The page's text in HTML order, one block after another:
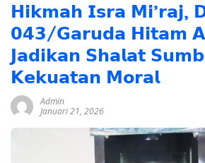
𝗛𝗶𝗸𝗺𝗮𝗵 𝗜𝘀𝗿𝗮 𝗠𝗶’𝗿𝗮𝗷,
𝟬𝟰𝟯/𝗚𝗮𝗿𝘂𝗱𝗮 𝗛𝗶𝘁𝗮𝗺
𝗝𝗮𝗱𝗶𝗸𝗮𝗻 𝗦𝗵𝗮𝗹𝗮𝘁
𝗞𝗲𝗸𝘂𝗮𝘁𝗮𝗻 𝗠𝗼𝗿𝗮𝗹
Admin
Januari 21, 2026